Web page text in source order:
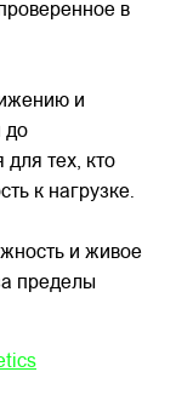
в
и
до
тех, кто
к нагрузке.
и живое
пределы